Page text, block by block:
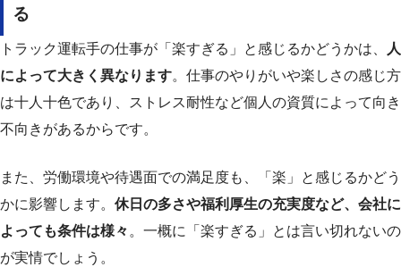
る
トラック運転手の仕事が「楽すぎる」と感じるかどうかは、
人
によって大きく異なります。仕事のやりがいや楽しさの感じ方
は十人十色であり、ストレス耐性など個人の資質によって向き
不向きがあるからです。
また、労働環境や待遇面での満足度も、「楽」と感じるかどう
かに影響します。 休日の多さや福利厚生の充実度など、会社に
よっても条件は様々 。一概に「楽すぎる」とは言い切れないの
が実情でしょう。